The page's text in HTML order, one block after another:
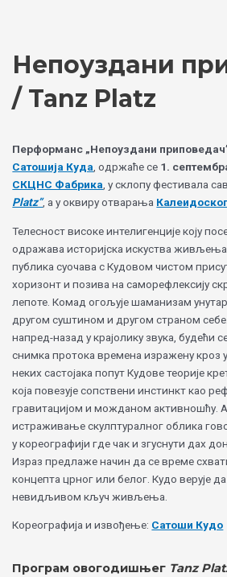
Непоуздани
/ Tanz Platz
Перформанс „Непоуздани
Сатошија Куда , одржаће се 1.
СКЦНС Фабрика , у склопу фестивала
Platz”, а у оквиру отварања
Телесност високе интелигенције коју
одражава историјска искуства
публика суочава с Кудовом чистом
хоризонт и позива на саморефлексију
лепоте. Комад огољује шаманизам
другом суштином и другом страном
напред-назад у крајолику звука, будећи
снимка протока времена изражену кроз
неких састојака попут Кудове теорије
која повезује сопствени инстинкт као
гравитацијом и можданом активношћу.
истраживање скулптуралног облика
у кореографији где чак и згуснути дах
Израз предлаже начин да се време
концепта црног или белог. Кудо верује
невидљивом кључ живљења.
Кореографија и извођење: Сатоши Кудо
Програм овогодишњег Тanz